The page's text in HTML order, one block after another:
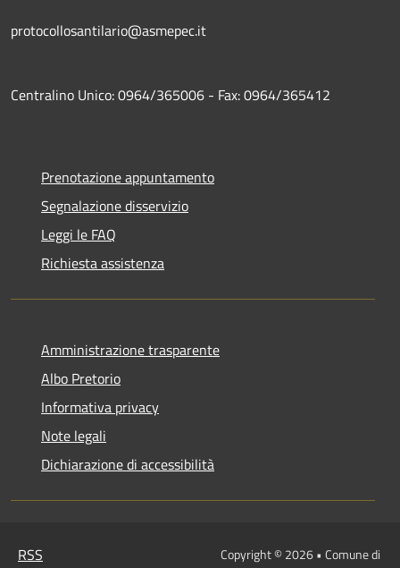
protocollosantilario@asmepec.it
Centralino Unico: 0964/365006 - Fax: 0964/365412
Prenotazione appuntamento
Segnalazione disservizio
Leggi le FAQ
Richiesta assistenza
Amministrazione trasparente
Albo Pretorio
Informativa privacy
Note legali
Dichiarazione di accessibilità
RSS
Copyright © 2026 • Comune di